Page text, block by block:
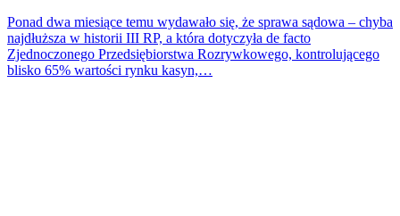
Ponad dwa miesiące temu wydawało się, że sprawa sądowa – chyba
najdłuższa w historii III RP, a która dotyczyła de facto
Zjednoczonego Przedsiębiorstwa Rozrywkowego, kontrolującego
blisko 65% wartości rynku kasyn,…